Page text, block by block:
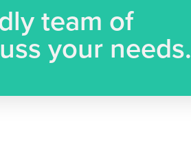
team of
your needs.